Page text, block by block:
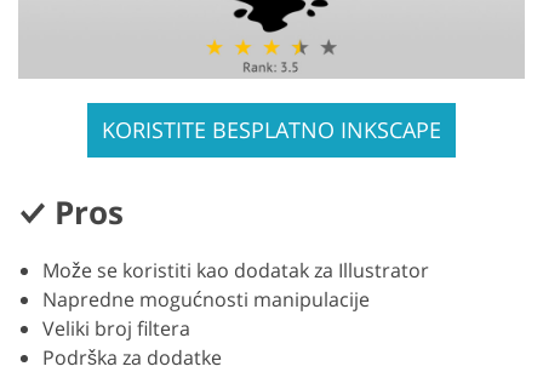
KORISTITE BESPLATNO INKSCAPE
Pros
Može se koristiti kao dodatak za Illustrator
Napredne mogućnosti manipulacije
Veliki broj filtera
Podrška za dodatke